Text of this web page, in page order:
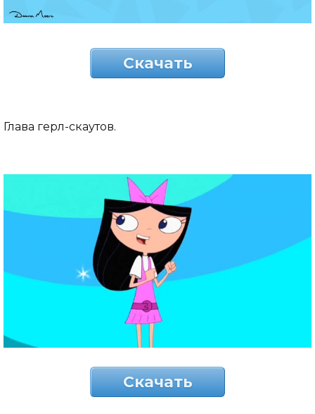
Скачать
Глава герл-скаутов.
Скачать